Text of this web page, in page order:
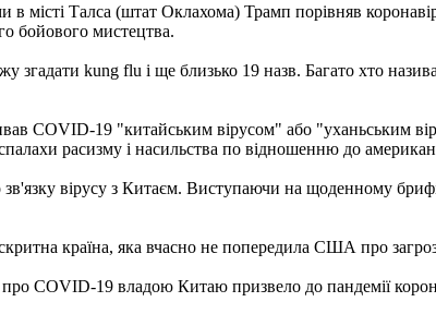
в місті Талса (штат Оклахома) Трамп порівняв
бойового мистецтва.
згадати kung flu і ще близько 19 назв. Багато хто
COVID-19 "китайським вірусом" або "уханьським
расизму і насильства по відношенню до
вірусу з Китаєм. Виступаючи на щоденному
країна, яка вчасно не попередила США про
COVID-19 владою Китаю призвело до пандемії